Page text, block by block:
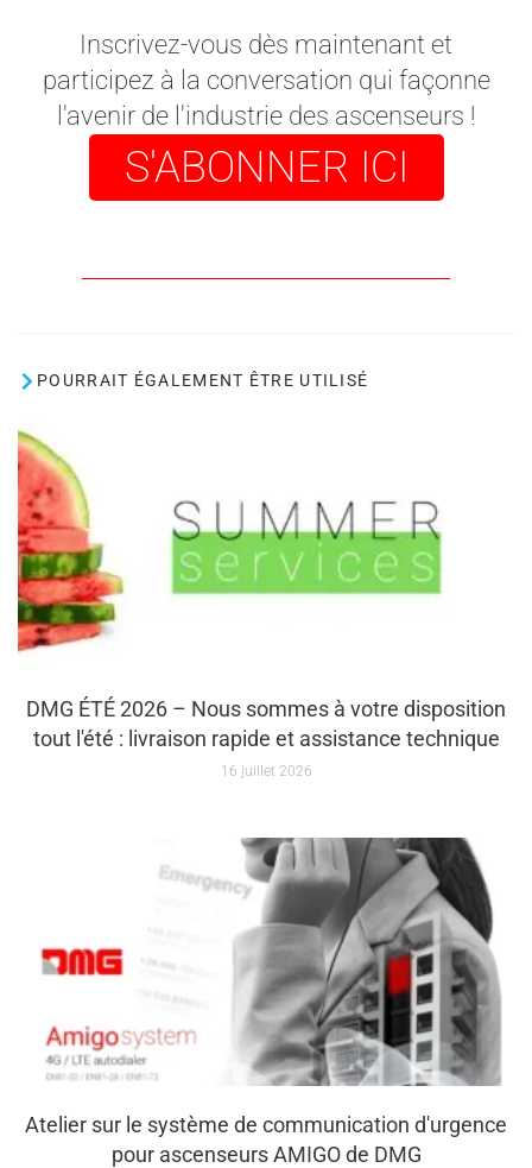
Inscrivez-vous dès maintenant et
participez à la conversation qui façonne
l'avenir de l'industrie des ascenseurs !
S'ABONNER ICI
POURRAIT ÉGALEMENT ÊTRE UTILISÉ
DMG ÉTÉ 2026 – Nous sommes à votre disposition
tout l'été : livraison rapide et assistance technique
16 juillet 2026
Atelier sur le système de communication d'urgence
pour ascenseurs AMIGO de DMG